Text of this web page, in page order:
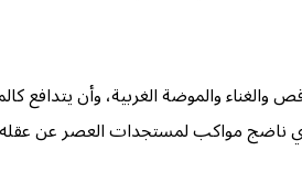
والموضة الغربية، وأن يتدافع
مواكب لمستجدات العصر عن عقله؛